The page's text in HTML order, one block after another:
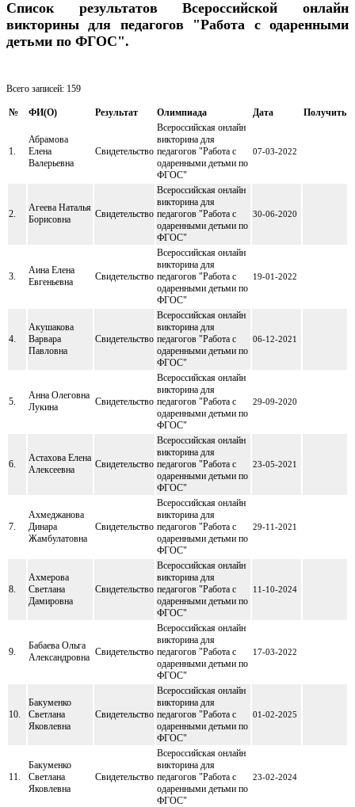
Список результатов Всероссийской онлайн
викторины для педагогов "Работа с одаренными
детьми по ФГОС".
Всего записей: 159
№ ФИ(O) Результат Олимпиада Дата Получить
1.
Абрамова
Елена
Валерьевна
Свидетельство
Всероссийская онлайн
викторина для
педагогов "Работа с
одаренными детьми по
ФГОС"
07-03-2022
2.
Агеева Наталья
Борисовна
Свидетельство
Всероссийская онлайн
викторина для
педагогов "Работа с
одаренными детьми по
ФГОС"
30-06-2020
3.
Аина Елена
Евгеньевна
Свидетельство
Всероссийская онлайн
викторина для
педагогов "Работа с
одаренными детьми по
ФГОС"
19-01-2022
4.
Акушакова
Варвара
Павловна
Свидетельство
Всероссийская онлайн
викторина для
педагогов "Работа с
одаренными детьми по
ФГОС"
06-12-2021
5.
Анна Олеговна
Лукина
Свидетельство
Всероссийская онлайн
викторина для
педагогов "Работа с
одаренными детьми по
ФГОС"
29-09-2020
6.
Астахова Елена
Алексеевна
Свидетельство
Всероссийская онлайн
викторина для
педагогов "Работа с
одаренными детьми по
ФГОС"
23-05-2021
7.
Ахмеджанова
Динара
Жамбулатовна
Свидетельство
Всероссийская онлайн
викторина для
педагогов "Работа с
одаренными детьми по
ФГОС"
29-11-2021
8.
Ахмерова
Светлана
Дамировна
Свидетельство
Всероссийская онлайн
викторина для
педагогов "Работа с
одаренными детьми по
ФГОС"
11-10-2024
9.
Бабаева Ольга
Александровна Свидетельство
Всероссийская онлайн
викторина для
педагогов "Работа с
одаренными детьми по
ФГОС"
17-03-2022
10.
Бакуменко
Светлана
Яковлевна
Свидетельство
Всероссийская онлайн
викторина для
педагогов "Работа с
одаренными детьми по
ФГОС"
01-02-2025
11.
Бакуменко
Светлана
Яковлевна
Свидетельство
Всероссийская онлайн
викторина для
педагогов "Работа с
одаренными детьми по
ФГОС"
23-02-2024